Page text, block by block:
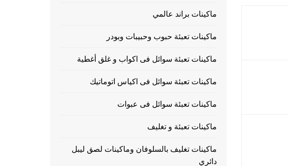
ماكينات براند عالمي
ماكينات تعبئة حبوب وحبيبات وبودر
ماكينات تعبئة سوائل فى اكواب و غلق أغطية
ماكينات تعبئة سوائل فى اكياس اتوماتيك
ماكينات تعبئة سوائل فى عبوات
ماكينات تعبئة و تغليف
ماكينات تغليف بالسلوفان وماكينات لصق ليبل
دائري